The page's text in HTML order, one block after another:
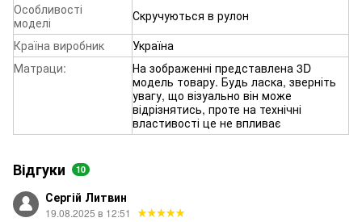
Особливості
моделі
Скручуються в рулон
Країна виробник
Україна
Матраци:
На зображенні представлена 3D
модель товару. Будь ласка, зверніть
увагу, що візуально він може
відрізнятись, проте на технічні
властивості це не впливає
Відгуки 10
Сергій Литвин
19.08.2025 в 12:51